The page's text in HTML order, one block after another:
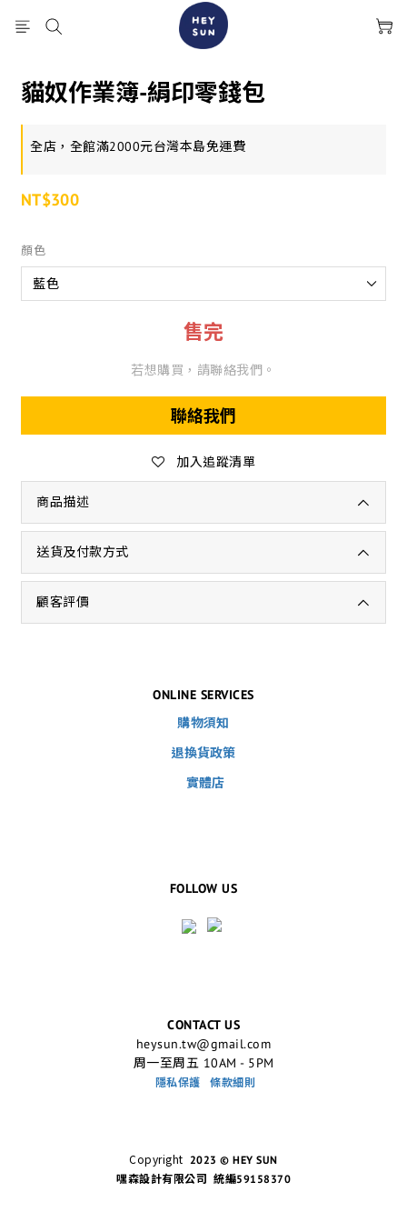
貓奴作業簿-絹印零錢包
全店，全館滿2000元台灣本島免運費
NT$300
顏色
售完
若想購買，請聯絡我們。
聯絡我們
加入追蹤清單
商品描述
送貨及付款方式
顧客評價
ONLINE SERVICES
購物須知
退換貨政策
實體店
FOLLOW US
CONTACT US
heysun.tw@gmail.com
周一至周五 10AM - 5PM
隱私保護 條款細則
Copyright 2023 © HEY SUN
嘿森設計有限公司 統編59158370